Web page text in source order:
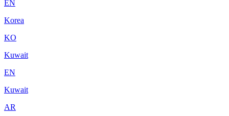
EN
Korea
KO
Kuwait
EN
Kuwait
AR